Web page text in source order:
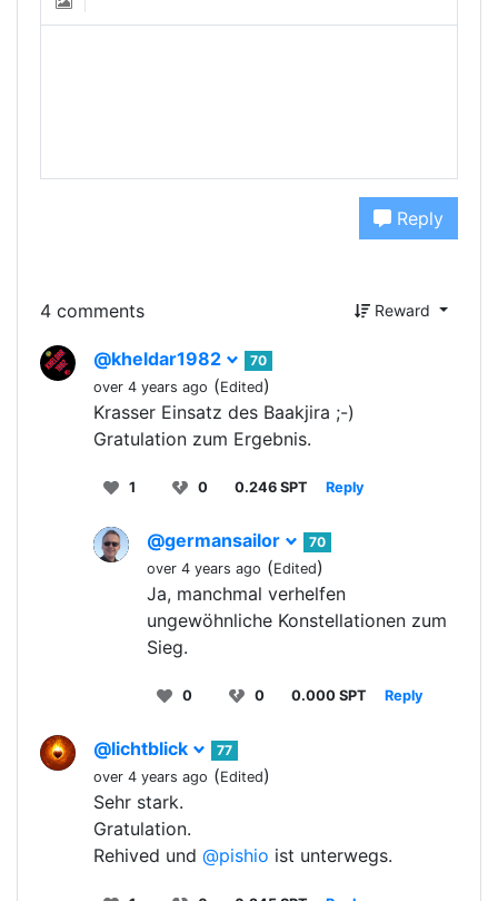
Reply
4 comments Reward
@kheldar1982
70
over 4 years ago (Edited)
Krasser Einsatz des Baakjira ;-)
Gratulation zum Ergebnis.
1 0 0.246 SPT Reply
@germansailor
70
over 4 years ago (Edited)
Ja, manchmal verhelfen
ungewöhnliche Konstellationen zum
Sieg.
0 0 0.000 SPT Reply
@lichtblick
77
over 4 years ago (Edited)
Sehr stark.
Gratulation.
Rehived und @pishio ist unterwegs.